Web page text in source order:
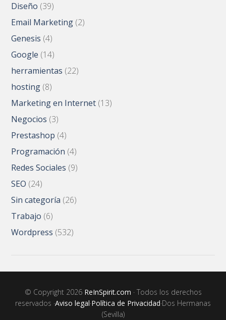
Diseño (39)
Email Marketing (2)
Genesis (4)
Google (14)
herramientas (22)
hosting (8)
Marketing en Internet (13)
Negocios (3)
Prestashop (4)
Programación (4)
Redes Sociales (9)
SEO (24)
Sin categoría (26)
Trabajo (6)
Wordpress (532)
© Copyright 2026 ReInSpirit.com · Todos los derechos
reservados ·Aviso legal·Política de Privacidad·Dos Hermanas
(Sevilla)